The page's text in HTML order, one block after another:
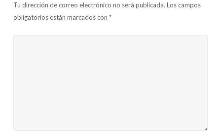
Tu dirección de correo electrónico no será publicada. Los campos
obligatorios están marcados con*